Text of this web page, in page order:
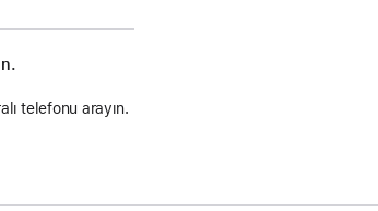
telefonu arayın.